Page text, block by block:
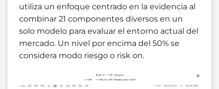
utiliza un enfoque centrado en la evidencia al
combinar 21 componentes diversos en un
solo modelo para evaluar el entorno actual del
mercado. Un nivel por encima del 50% se
considera modo riesgo o risk on.